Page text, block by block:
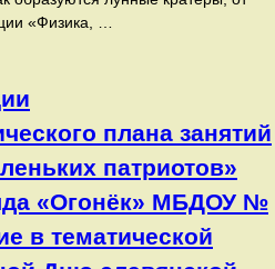
«Физика, …
плана занятий
патриотов»
«Огонёк» МБДОУ №
в тематической